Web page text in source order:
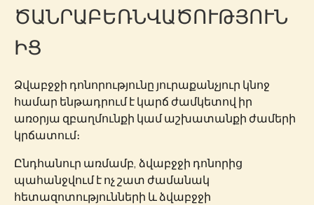
ԾԱՆՐԱԲԵՌՆՎԱԾՈՒԹՅՈՒՆ
ԻՑ
Ձվաբջջի դոնորությունը յուրաքանչյուր կնոջ
համար ենթադրում է կարճ ժամկետով իր
առօրյա զբաղմունքի կամ աշխատանքի ժամերի
կրճատում։
Ընդհանուր առմամբ, ձվաբջջի դոնորից
պահանջվում է ոչ շատ ժամանակ
հետազոտությունների և ձվաբջջի